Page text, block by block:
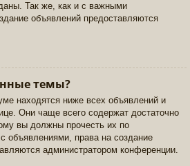
Так же, как и с важными
объявлений предоставляются
темы?
находятся ниже всех объявлений и
Они чаще всего содержат достаточно
вы должны прочесть их по
объявлениями, права на создание
администратором конференции.